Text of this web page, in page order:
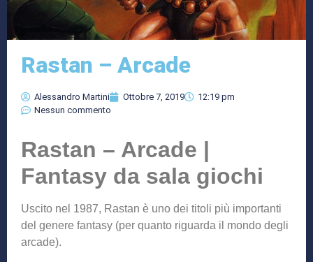
Rastan – Arcade
Alessandro Martini Ottobre 7, 2019
12:19 pm
Nessun commento
Rastan – Arcade |
Fantasy da sala giochi
Uscito nel 1987, Rastan è uno dei titoli più importanti
del genere fantasy (per quanto riguarda il mondo degli
arcade).